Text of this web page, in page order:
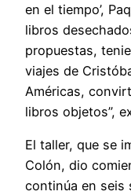
en el tiempo’,
libros
propuestas,
viajes de
Américas,
libros objetos”,
El taller, que se
Colón, dio
continúa en seis